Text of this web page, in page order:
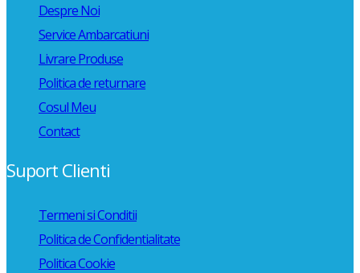
Despre Noi
Service Ambarcatiuni
Livrare Produse
Politica de returnare
Cosul Meu
Contact
Suport Clienti
Termeni si Conditii
Politica de Confidentialitate
Politica Cookie